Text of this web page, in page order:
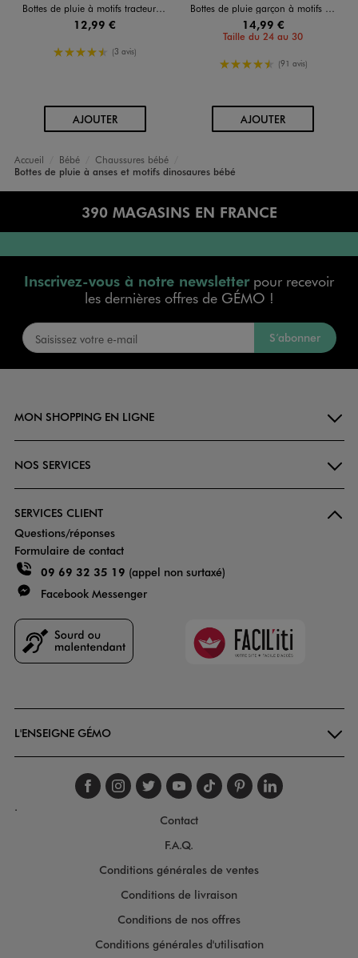
Bottes de pluie à motifs tracteurs bébé garçon - Little Love
12,99 €
4.5/5 de moyenne
(3 avis)
AJOUTERAU PANIER
Bottes de pluie garçon à motifs dinosaures avec anses
14,99 €
Taille du 24 au 30
4.5/5 de moyenne
(91 avis)
AJOUTERAU PANIER
Accueil Bébé
Chaussures bébé
Bottes de pluie à anses et motifs dinosaures bébé
390 MAGASINS EN FRANCE
Inscrivez-vous à notre newsletterpour recevoir
les dernières offres de GÉMO !
S’abonner
MON SHOPPING EN LIGNE
NOS SERVICES
SERVICES CLIENT
Questions/réponses
Formulaire de contact
09 69 32 35 19 (appel non surtaxé)
Facebook Messenger
Faciliti
L'ENSEIGNE GÉMO
Suivez-nous sur
Suivez-nous sur
Suivez-nous sur
Suivez-nous
Suivez-nous
Suivez-
.
Contact
F.A.Q.
Conditions générales de ventes
Conditions de livraison
Conditions de nos offres
Conditions générales d'utilisation